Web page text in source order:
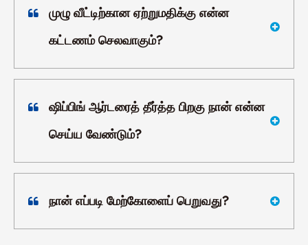
முழு வீட்டிற்கான ஏற்றுமதிக்கு என்ன
கட்டணம் செலவாகும்?
ஷிப்பிங் ஆர்டரைத் தீர்த்த பிறகு நான் என்ன
செய்ய வேண்டும்?
நான் எப்படி மேற்கோளைப் பெறுவது?